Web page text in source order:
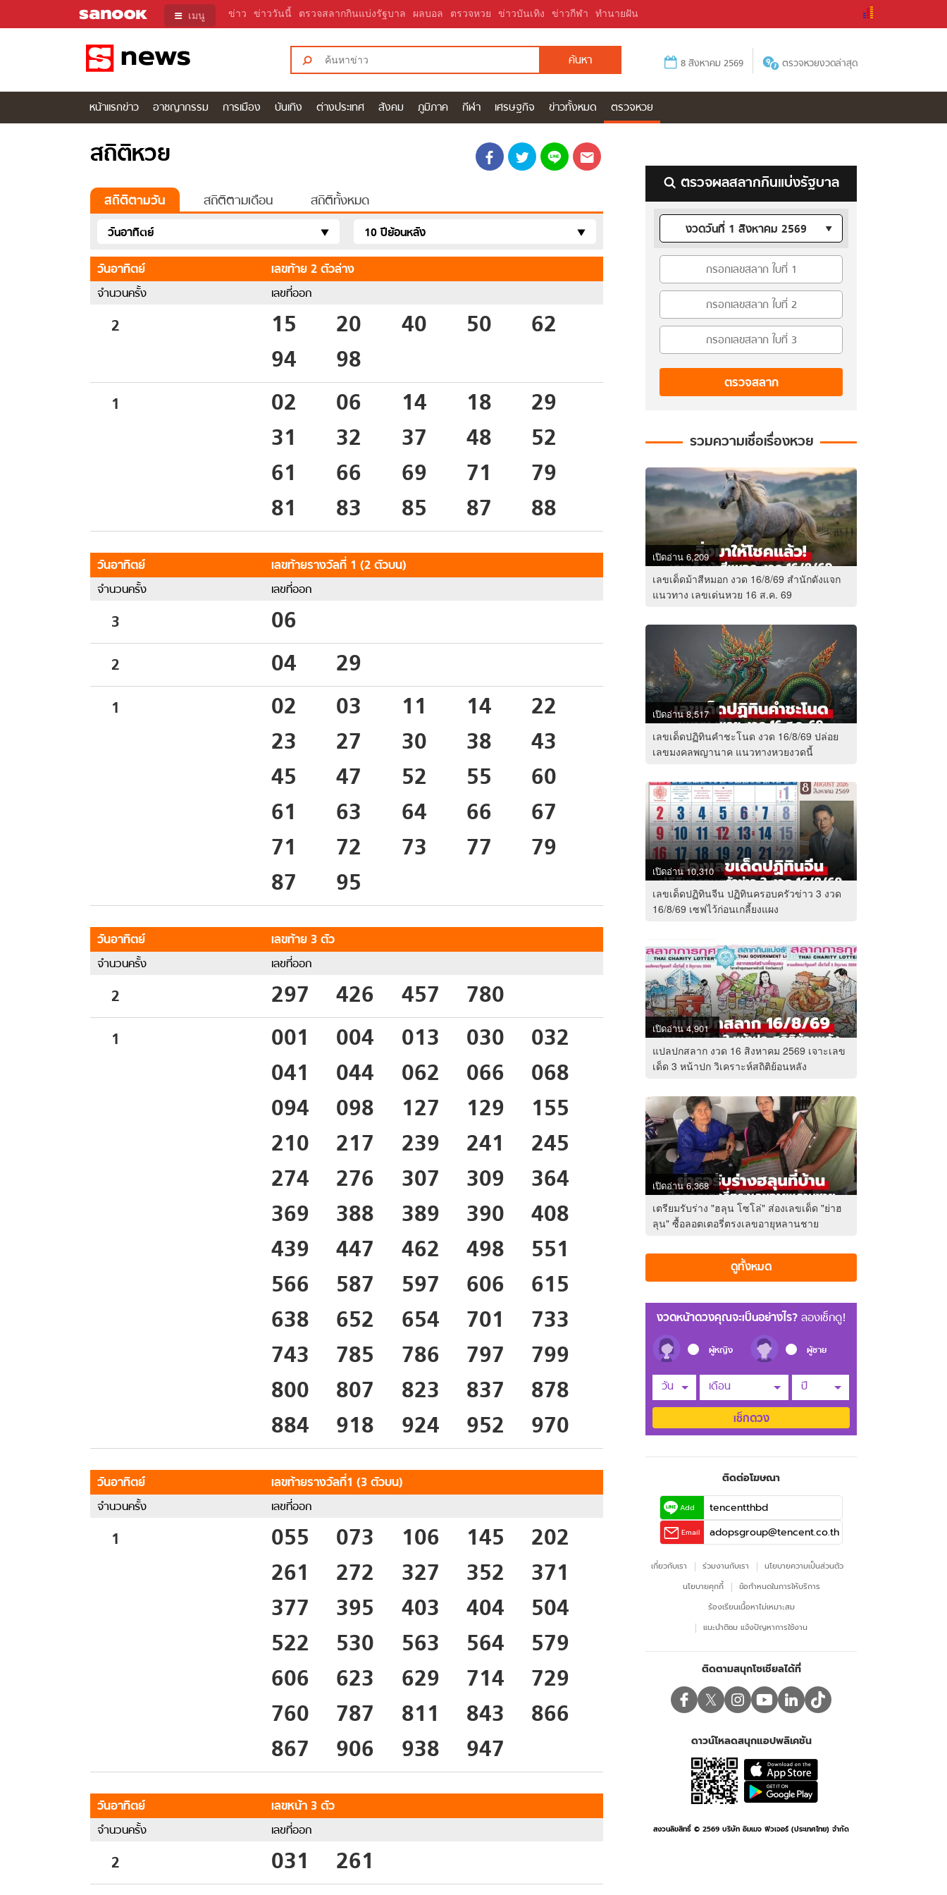
เมนู ข่าว ข่าววันนี้ ตรวจสลากกินแบ่งรัฐบาล ผลบอล ตรวจหวย ข่าวบันเทิง ข่าวกีฬา ทำนายฝัน
ข่าว ข่าววันนี้ ข่าวบันเทิง ข่าวด่วน ข่าวสด ข่าวดารา
8 สิงหาคม 2569 ตรวจหวยงวดล่าสุด
หน้าแรกข่าว อาชญากรรม การเมือง บันเทิง ต่างประเทศ สังคม ภูมิภาค กีฬา เศรษฐกิจ ข่าวทั้งหมด ตรวจหวย
สถิติหวย
สถิติตามวัน สถิติตามเดือน สถิติทั้งหมด
วันอาทิตย์ 10 ปีย้อนหลัง
วันอาทิตย์ เลขท้าย 2 ตัวล่าง
จำนวนครั้ง เลขที่ออก
2 15 20 40 50
62
94
98
1 02 06 14 18
29
31
32 37 48
52
61
66 69 71
79
81
83 85 87 88
วันอาทิตย์ เลขท้ายรางวัลที่ 1 (2 ตัวบน)
จำนวนครั้ง เลขที่ออก
3 06
2 04 29
1 02 03 11 14
22
23
27 30 38
43
45
47 52 55
60
61
63 64 66
67
71
72 73 77
79
87
95
วันอาทิตย์ เลขท้าย 3 ตัว
จำนวนครั้ง เลขที่ออก
2 297 426 457 780
1 001 004 013 030
032
041
044 062 066
068
094
098 127 129
155
210
217 239 241
245
274
276 307 309
364
369
388 389 390
408
439
447 462 498
551
566
587 597 606
615
638
652 654 701
733
743
785 786 797
799
800
807 823 837
878
884
918 924 952 970
วันอาทิตย์ เลขท้ายรางวัลที่1 (3 ตัวบน)
จำนวนครั้ง เลขที่ออก
1 055 073 106 145
202
261
272 327 352
371
377
395 403 404
504
522
530 563 564
579
606
623 629 714
729
760
787 811 843
866
867
906 938 947
วันอาทิตย์ เลขหน้า 3 ตัว
จำนวนครั้ง เลขที่ออก
2 031 261
ตรวจผลสลากกินแบ่งรัฐบาล
งวดวันที่ 1 สิงหาคม 2569
ตรวจสลาก
รวมความเชื่อเรื่องหวย
เลขเด็ดม้าสีหมอก งวด 16/8/69 สำนักดังแจก
แนวทาง เลขเด่นหวย 16 ส.ค. 69
เปิดอ่าน 6,209
เลขเด็ดปฏิทินคำชะโนด งวด 16/8/69 ปล่อย
เลขมงคลพญานาค แนวทางหวยงวดนี้
เปิดอ่าน 8,517
เลขเด็ดปฏิทินจีน ปฏิทินครอบครัวข่าว 3 งวด
16/8/69 เซฟไว้ก่อนเกลี้ยงแผง
เปิดอ่าน 10,310
แปลปกสลาก งวด 16 สิงหาคม 2569 เจาะเลข
เด็ด 3 หน้าปก วิเคราะห์สถิติย้อนหลัง
เปิดอ่าน 4,901
เตรียมรับร่าง "ฮลุน โซโล่" ส่องเลขเด็ด "ย่าฮ
ลุน" ซื้อลอตเตอรี่ตรงเลขอายุหลานชาย
เปิดอ่าน 6,368
ดูทั้งหมด
งวดหน้าดวงคุณจะเป็นอย่างไร?ลองเช็กดู!
ผู้หญิง ผู้ชาย
วัน เดือน ปี
เช็กดวง
ติดต่อโฆษณา
Add tencentthbd
Email adopsgroup@tencent.co.th
เกี่ยวกับเรา ร่วมงานกับเรา
นโยบายความเป็นส่วนตัว
นโยบายคุกกี้
ข้อกําหนดในการให้บริการ
ร้องเรียนเนื้อหาไม่เหมาะสม
แนะนำติชม แจ้งปัญหาการใช้งาน
ติดตามสนุกโซเชียลได้ที่
ดาวน์โหลดสนุกแอปพลิเคชัน
สงวนลิขสิทธิ์ © 2569 บริษัท อิมเมจ ฟิวเจอร์ (ประเทศไทย) จำกัด